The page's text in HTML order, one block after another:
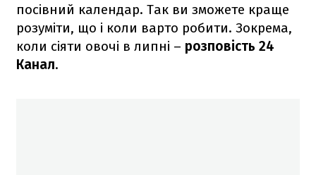
посівний календар. Так ви зможете краще
розуміти, що і коли варто робити. Зокрема,
коли сіяти овочі в липні – розповість 24
Канал.